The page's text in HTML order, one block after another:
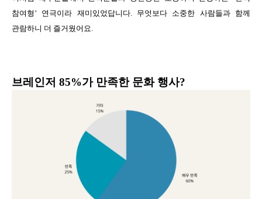
참여형’ 연극이라 재미있었답니다. 무엇보다 소중한 사람들과 함께
관람하니 더 즐거웠어요.
브레인저 85%가 만족한 문화 행사?